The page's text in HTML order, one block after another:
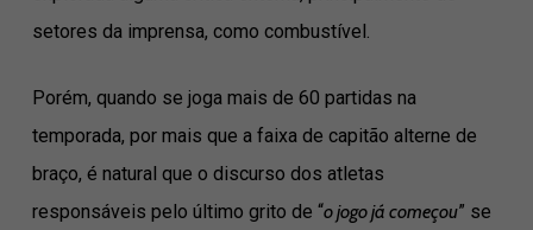
setores da imprensa, como combustível.
Porém, quando se joga mais de 60 partidas na
temporada, por mais que a faixa de capitão alterne de
braço, é natural que o discurso dos atletas
responsáveis pelo último grito de “o jogo já começou” se